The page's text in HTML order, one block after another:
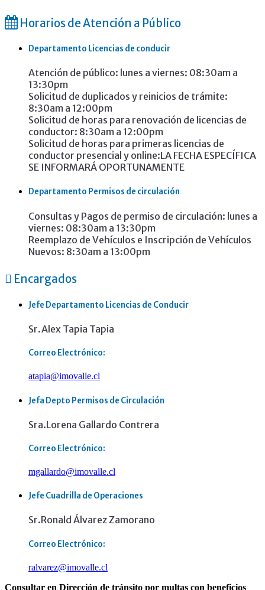
Horarios de Atención a Público
Departamento Licencias de conducir
Atención de público: lunes a viernes: 08:30am a
13:30pm
Solicitud de duplicados y reinicios de trámite:
8:30am a 12:00pm
Solicitud de horas para renovación de licencias de
conductor: 8:30am a 12:00pm
Solicitud de horas para primeras licencias de
conductor presencial y online:LA FECHA ESPECÍFICA
SE INFORMARÁ OPORTUNAMENTE
Departamento Permisos de circulación
Consultas y Pagos de permiso de circulación: lunes a
viernes: 08:30am a 13:30pm
Reemplazo de Vehículos e Inscripción de Vehículos
Nuevos: 8:30am a 13:00pm
Encargados
Jefe Departamento Licencias de Conducir
Sr.Alex Tapia Tapia
Correo Electrónico:
atapia@imovalle.cl
Jefa Depto Permisos de Circulación
Sra.Lorena Gallardo Contrera
Correo Electrónico:
mgallardo@imovalle.cl
Jefe Cuadrilla de Operaciones
Sr.Ronald Álvarez Zamorano
Correo Electrónico:
ralvarez@imovalle.cl
Consultar en Dirección de tránsito por multas con beneficios